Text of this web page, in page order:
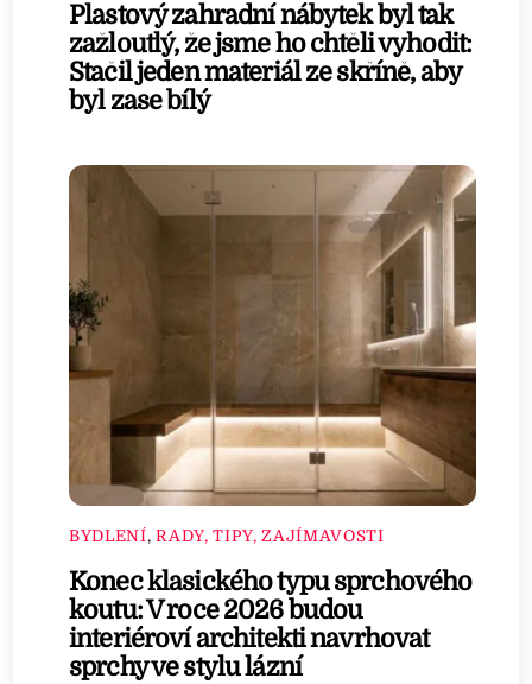
Plastový zahradní nábytek byl tak
zažloutlý, že jsme ho chtěli vyhodit:
Stačil jeden materiál ze skříně, aby
byl zase bílý
BYDLENÍ,RADY, TIPY, ZAJÍMAVOSTI
Konec klasického typu sprchového
koutu: V roce 2026 budou
interiéroví architekti navrhovat
sprchy ve stylu lázní